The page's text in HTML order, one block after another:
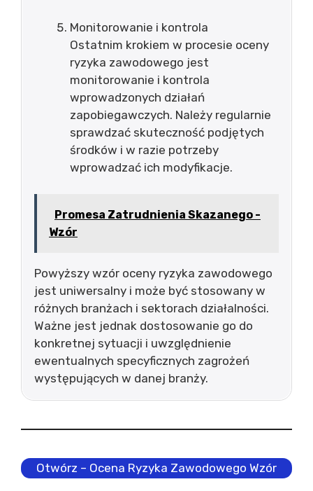
Monitorowanie i kontrola
Ostatnim krokiem w procesie oceny
ryzyka zawodowego jest
monitorowanie i kontrola
wprowadzonych działań
zapobiegawczych. Należy regularnie
sprawdzać skuteczność podjętych
środków i w razie potrzeby
wprowadzać ich modyfikacje.
Promesa Zatrudnienia Skazanego -
Wzór
Powyższy wzór oceny ryzyka zawodowego
jest uniwersalny i może być stosowany w
różnych branżach i sektorach działalności.
Ważne jest jednak dostosowanie go do
konkretnej sytuacji i uwzględnienie
ewentualnych specyficznych zagrożeń
występujących w danej branży.
Otwórz – Ocena Ryzyka Zawodowego Wzór